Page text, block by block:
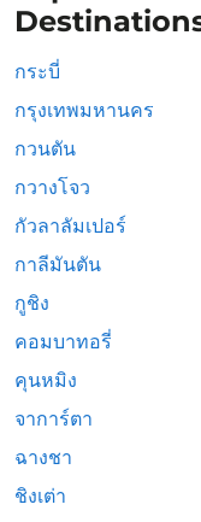
กระบี่
กรุงเทพมหานคร
กวนตัน
กวางโจว
กัวลาลัมเปอร์
กาลีมันตัน
กูชิง
คอมบาทอรี่
คุนหมิง
จาการ์ตา
ฉางชา
ชิงเต่า